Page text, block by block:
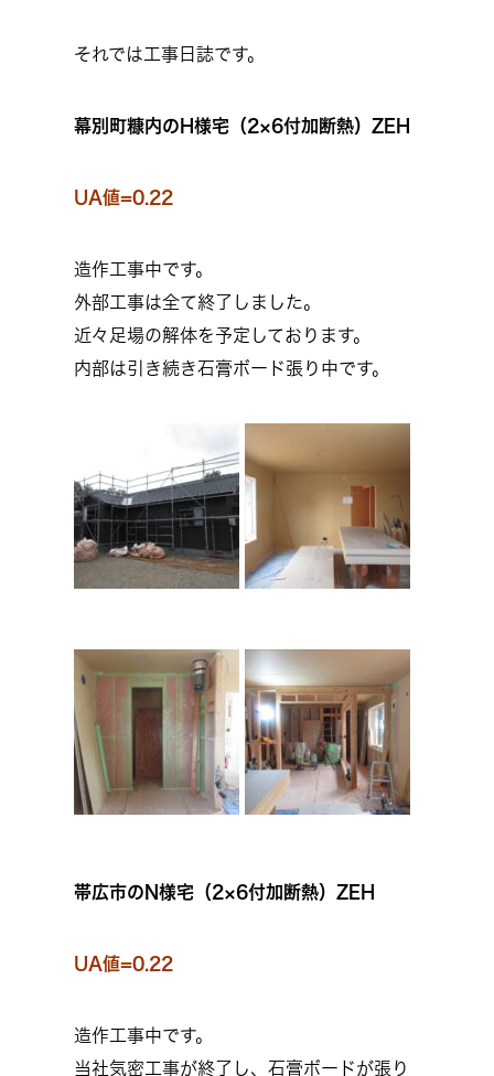
それでは工事日誌です。
幕別町糠内のH様宅（2×6付加断熱）ZEH
UA値=0.22
造作工事中です。
外部工事は全て終了しました。
近々足場の解体を予定しております。
内部は引き続き石膏ボード張り中です。
帯広市のN様宅（2×6付加断熱）ZEH
UA値=0.22
造作工事中です。
当社気密工事が終了し、石膏ボードが張り